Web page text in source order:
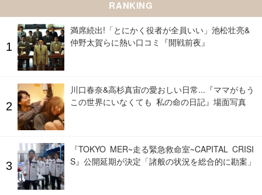
RANKING
満席続出!「とにかく役者が全員いい」池松壮亮&
仲野太賀らに熱い口コミ『開戦前夜』
川口春奈&高杉真宙の愛おしい日常...『ママがもう
この世界にいなくても 私の命の日記』場面写真
『TOKYO MER~走る緊急救命室~CAPITAL CRISI
S』公開延期が決定「諸般の状況を総合的に勘案」